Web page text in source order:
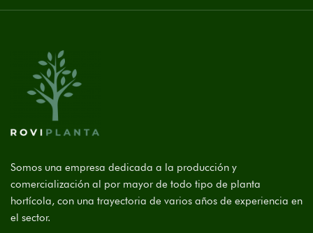
Somos una empresa dedicada a la producción y
comercialización al por mayor de todo tipo de planta
hortícola, con una trayectoria de varios años de experiencia en
el sector.